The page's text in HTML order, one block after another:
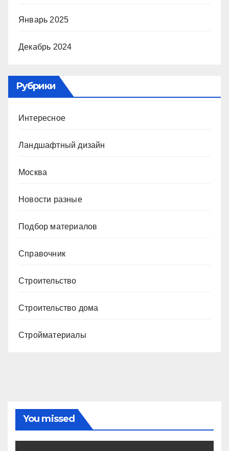
Январь 2025
Декабрь 2024
Рубрики
Интересное
Ландшафтный дизайн
Москва
Новости разные
Подбор материалов
Справочник
Строительство
Строительство дома
Стройматериалы
You missed